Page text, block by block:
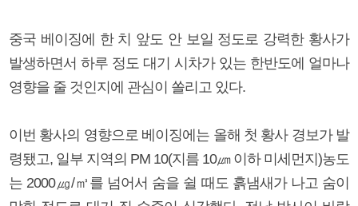
중국 베이징에 한 치 앞도 안 보일 정도로 강력한 황사가
발생하면서 하루 정도 대기 시차가 있는 한반도에 얼마나
영향을 줄 것인지에 관심이 쏠리고 있다.
이번 황사의 영향으로 베이징에는 올해 첫 황사 경보가 발
령됐고, 일부 지역의 PM 10(지름 10㎛ 이하 미세먼지)농도
는 2000㎍/㎥를 넘어서 숨을 쉴 때도 흙냄새가 나고 숨이